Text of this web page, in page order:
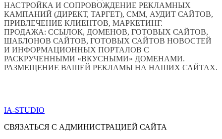
НАСТРОЙКА И СОПРОВОЖДЕНИЕ РЕКЛАМНЫХ
КАМПАНИЙ (ДИРЕКТ, ТАРГЕТ), СММ, АУДИТ САЙТОВ,
ПРИВЛЕЧЕНИЕ КЛИЕНТОВ, МАРКЕТИНГ.
ПРОДАЖА: ССЫЛОК, ДОМЕНОВ, ГОТОВЫХ САЙТОВ,
ШАБЛОНОВ САЙТОВ, ГОТОВЫХ САЙТОВ НОВОСТЕЙ
И ИНФОРМАЦИОННЫХ ПОРТАЛОВ С
РАСКРУЧЕННЫМИ «ВКУСНЫМИ» ДОМЕНАМИ.
РАЗМЕЩЕНИЕ ВАШЕЙ РЕКЛАМЫ НА НАШИХ САЙТАХ.
IA-STUDIO
СВЯЗАТЬСЯ С АДМИНИСТРАЦИЕЙ САЙТА